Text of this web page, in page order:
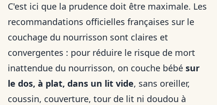
C'est ici que la prudence doit être maximale. Les
recommandations officielles françaises sur le
couchage du nourrisson sont claires et
convergentes : pour réduire le risque de mort
inattendue du nourrisson, on couche bébé sur
le dos, à plat, dans un lit vide, sans oreiller,
coussin, couverture, tour de lit ni doudou à